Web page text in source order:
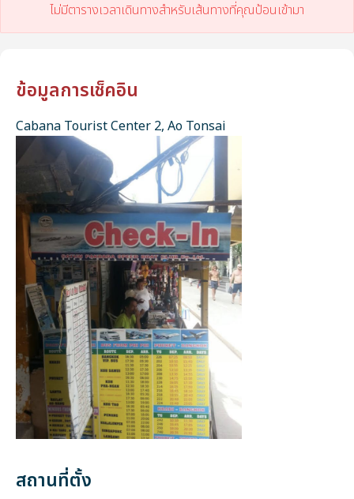
ไม่มีตารางเวลาเดินทางสำหรับเส้นทางที่คุณป้อนเข้ามา
ข้อมูลการเช็คอิน
Cabana Tourist Center 2, Ao Tonsai
สถานที่ตั้ง